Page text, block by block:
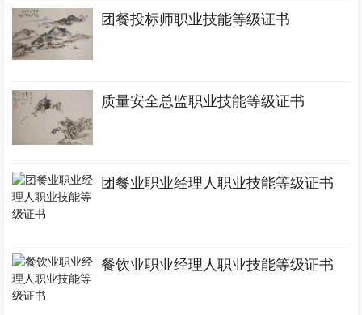
团餐投标师职业技能等级证书
质量安全总监职业技能等级证书
团餐业职业经理人职业技能等级证书
餐饮业职业经理人职业技能等级证书